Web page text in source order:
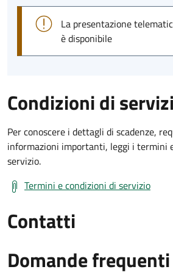
La presentazione
è disponibile
Condizioni di
Per conoscere i dettagli di scadenze,
informazioni importanti, leggi i termini
servizio.
Termini e condizioni di servizio
Contatti
Domande frequenti